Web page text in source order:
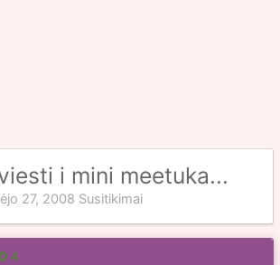
i mini meetuka...
27, 2008 Susitikimai
4